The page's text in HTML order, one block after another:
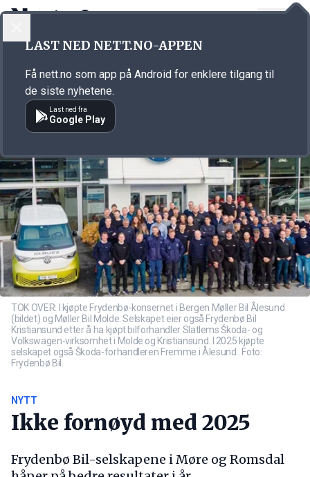
Annonsørinnhold
TOK OVER: I kjøpte Frydenbø-konsernet i Bergen Møller Bil Ålesund
(bildet) og Møller Bil Molde. Selskapet eier også Frydenbø Bil
Kristiansund etter å ha kjøpt bilforhandler Slatlems Škoda- og
Volkswagen-virksomhet i Molde og Kristiansund. I 2025 kjøpte
selskapet også Škoda-forhandleren Fremme i Ålesund.. Foto:
Frydenbø Bil.
NYTT
Ikke fornøyd med 2025
Frydenbø Bil-selskapene i Møre og Romsdal
LAST NED NETT.NO-APPEN
Få nett.no som app på Android for enklere tilgang til
de siste nyhetene.
Last ned fra
Google Play